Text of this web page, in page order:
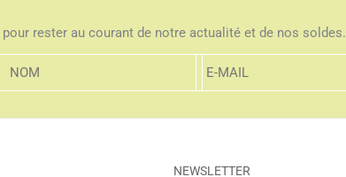
rester au courant de notre actualité et de nos soldes.
NEWSLETTER